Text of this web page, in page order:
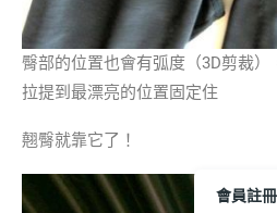
臀部的位置也會有弧度（3D剪裁
拉提到最漂亮的位置固定住
翹臀就靠它了！
會員註